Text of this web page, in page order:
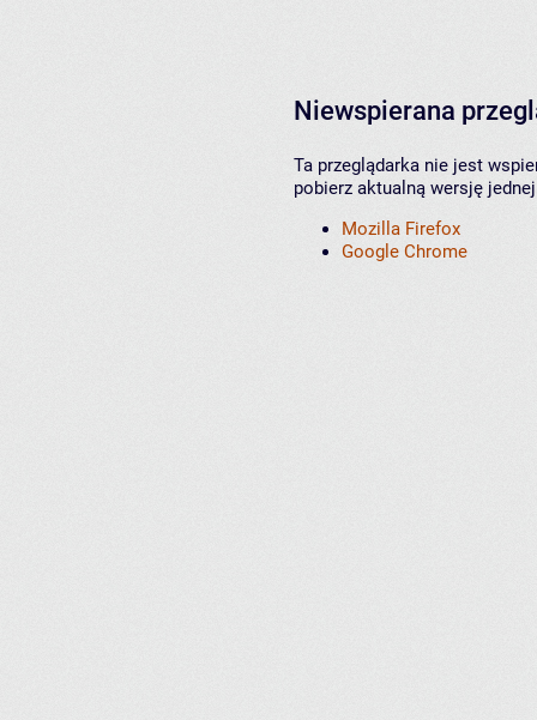
Niewspierana
Ta przeglądarka nie jest
pobierz aktualną wersję
Mozilla Firefox
Google Chrome